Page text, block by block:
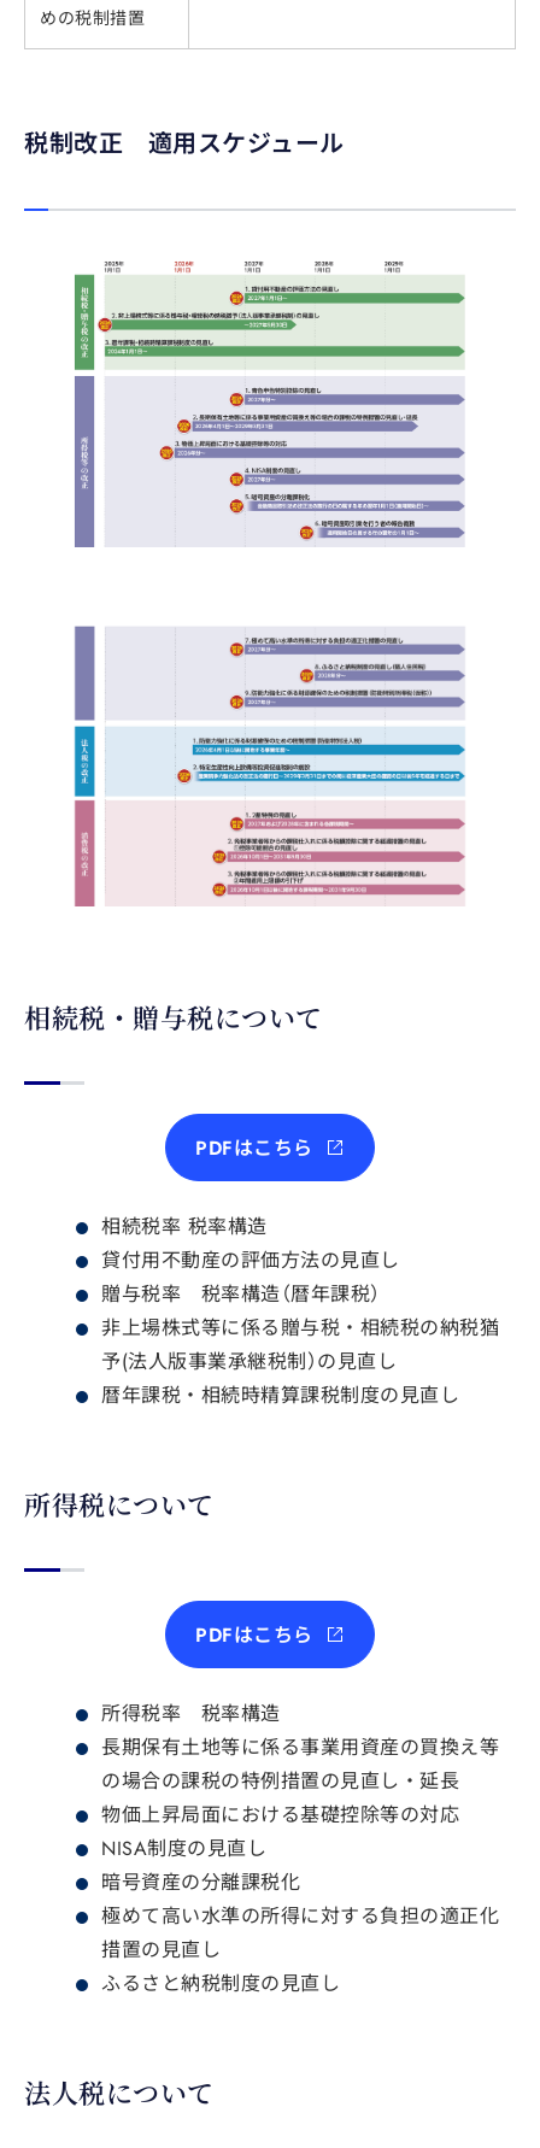
めの税制措置
税制改正 適用スケジュール
相続税・贈与税について
PDFはこちら
相続税率 税率構造
貸付用不動産の評価方法の見直し
贈与税率 税率構造（暦年課税）
非上場株式等に係る贈与税・相続税の納税猶
予(法人版事業承継税制）の見直し
暦年課税・相続時精算課税制度の見直し
所得税について
PDFはこちら
所得税率 税率構造
長期保有土地等に係る事業用資産の買換え等
の場合の課税の特例措置の見直し・延長
物価上昇局面における基礎控除等の対応
NISA制度の見直し
暗号資産の分離課税化
極めて高い水準の所得に対する負担の適正化
措置の見直し
ふるさと納税制度の見直し
法人税について